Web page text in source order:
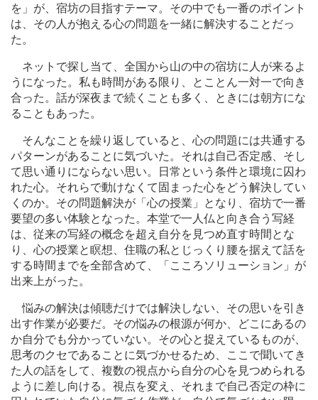
を」が、宿坊の目指すテーマ。その中でも一番のポイント
は、その人が抱える心の問題を一緒に解決することだっ
た。
ネットで探し当て、全国から山の中の宿坊に人が来るよ
うになった。私も時間がある限り、とことん一対一で向き
合った。話が深夜まで続くことも多く、ときには朝方にな
ることもあった。
そんなことを繰り返していると、心の問題には共通する
パターンがあることに気づいた。それは自己否定感、そし
て思い通りにならない思い。日常という条件と環境に囚わ
れた心。それらで動けなくて固まった心をどう解決してい
くのか。その問題解決が「心の授業」となり、宿坊で一番
要望の多い体験となった。本堂で一人仏と向き合う写経
は、従来の写経の概念を超え自分を見つめ直す時間とな
り、心の授業と瞑想、住職の私とじっくり腰を据えて話を
する時間までを全部含めて、「こころソリューション」が
出来上がった。
悩みの解決は傾聴だけでは解決しない、その思いを引き
出す作業が必要だ。その悩みの根源が何か、どこにあるの
か自分でも分かっていない。その心と捉えているものが、
思考のクセであることに気づかせるため、ここで聞いてき
た人の話をして、複数の視点から自分の心を見つめられる
ように差し向ける。視点を変え、それまで自己否定の枠に